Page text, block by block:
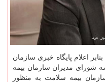
بنابر اعلام پایگاه خبری سازمان
شورای مدیران سازمان بیمه
بیمه سلامت به منظور